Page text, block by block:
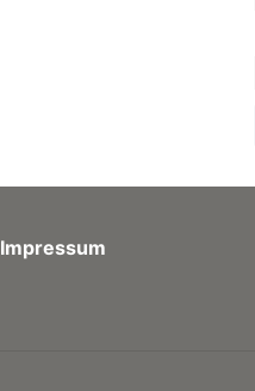
Impressum